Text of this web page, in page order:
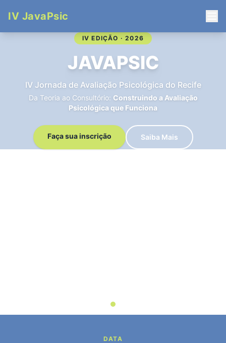
IV JavaPsic
IV EDIÇÃO · 2026
JAVAPSIC
IV Jornada de Avaliação Psicológica do Recife
Da Teoria ao Consultório: Construindo a Avaliação
Psicológica que Funciona
Faça sua inscrição Saiba Mais
DATA